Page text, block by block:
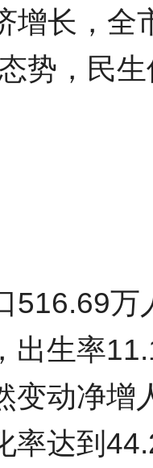
增长，全
势，民
516.69
出生率
动净增
达到